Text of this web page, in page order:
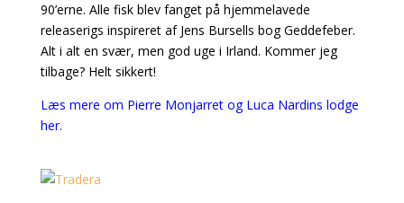
90’erne. Alle fisk blev fanget på hjemmelavede
releaserigs inspireret af Jens Bursells bog Geddefeber.
Alt i alt en svær, men god uge i Irland. Kommer jeg
tilbage? Helt sikkert!
Læs mere om Pierre Monjarret og Luca Nardins lodge
her.